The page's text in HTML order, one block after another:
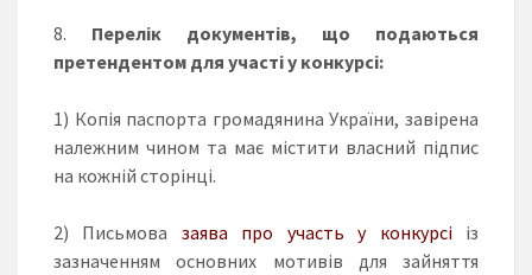
Перелік документів, що подаються
претендентом для участі у конкурсі:
1) Копія паспорта громадянина України, завірена
належним чином та має містити власний підпис
на кожній сторінці.
2) Письмова заява про участь у конкурсііз
зазначенням основних мотивів для зайняття